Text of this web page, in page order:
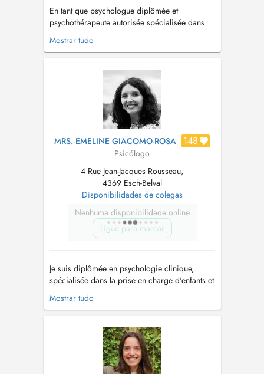
En tant que psychologue diplômée et
psychothérapeute autorisée spécialisée dans
différentes approches thérapeutiques je vous
accompagne de façon professionnelle dans
maladie, chômage, problèmes de couple,
licenciement, peur, stress, surmenage...) ou...
Mostrar tudo
MRS. EMELINE GIACOMO-ROSA 148
Psicólogo
4 Rue Jean-Jacques Rousseau,
4369 Esch-Belval
Disponibilidades de colegas
Nenhuma disponibilidade online
Ligue para marcar
Je suis diplômée en psychologie clinique,
spécialisée dans la prise en charge d'enfants et
adolescents (troubles anxieux, troubles
dépressifs, troubles alimentaires, gestion des
guidance parentale, maladie chronique...). Je
propose des consultations ...
Mostrar tudo